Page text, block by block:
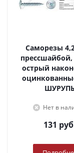
Саморезы 4,2х16, с
острый наконечник,
Нет в
131